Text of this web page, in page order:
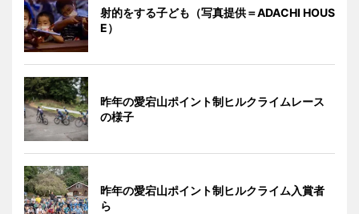
射的をする子ども（写真提供＝ADACHI HOUS
E）
昨年の愛宕山ポイント制ヒルクライムレース
の様子
昨年の愛宕山ポイント制ヒルクライム入賞者
ら